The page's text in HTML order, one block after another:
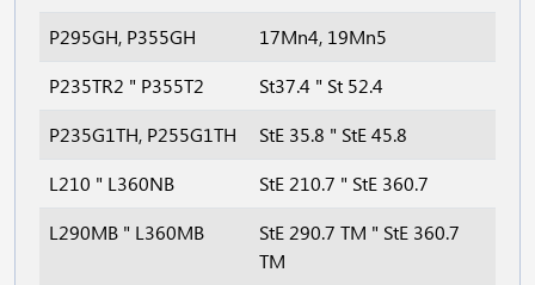
P295GH, P355GH
17Mn4, 19Mn5
P235TR2 " P355T2
St37.4 " St 52.4
P235G1TH, P255G1TH
StE 35.8 " StE 45.8
L210 " L360NB
StE 210.7 " StE 360.7
L290MB " L360MB
StE 290.7 TM " StE 360.7
TM